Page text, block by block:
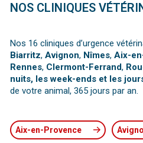
NOS CLINIQUES
Nos 16 cliniques d’urgence
Biarritz, Avignon, Nîmes, Aix-
Rennes, Clermont-Ferrand,
nuits, les week-ends et les
de votre animal, 365 jours par an.
Aix-en-Provence